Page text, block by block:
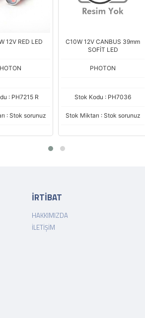
CANBUS 39mm
: PH7036
: Stok sorunuz
T20 21W PRO LED
PHOTON
Stok Kodu : PH7215 PRO
Stok Miktarı : Stok sorunuz
İRTİBAT
HAKKIMIZDA
İLETIŞIM